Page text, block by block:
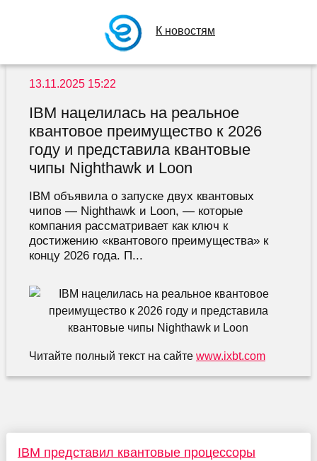
К новостям
13.11.2025 15:22
IBM нацелилась на реальное
квантовое преимущество к 2026
году и представила квантовые
чипы Nighthawk и Loon
IBM объявила о запуске двух квантовых
чипов — Nighthawk и Loon, — которые
компания рассматривает как ключ к
достижению «квантового преимущества» к
концу 2026 года. П...
Читайте полный текст на сайте www.ixbt.com
IBM представил квантовые процессоры